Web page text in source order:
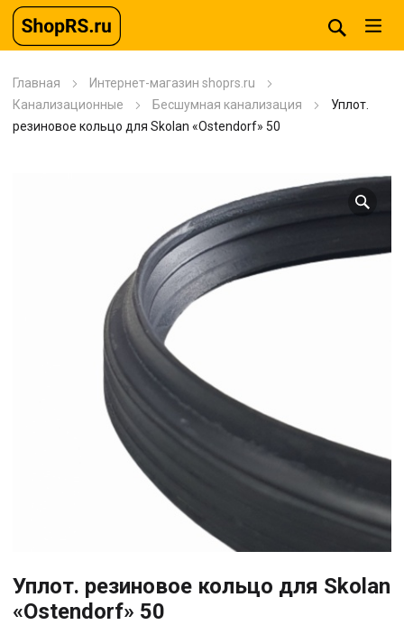
Главная
Интернет-магазин shoprs.ru
Канализационные
Бесшумная канализация
Уплот.
резиновое кольцо для Skolan «Ostendorf» 50
Уплот. резиновое кольцо для Skolan
«Ostendorf» 50